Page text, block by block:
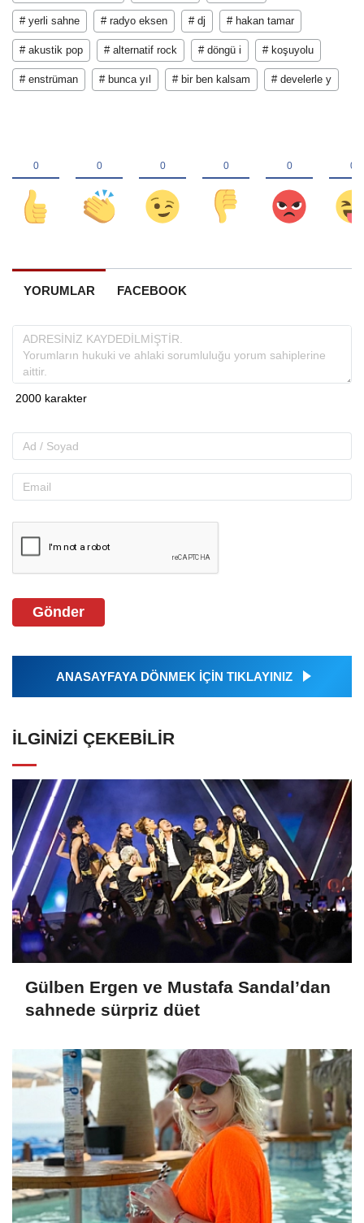
# yerli sahne # radyo eksen # dj # hakan tamar
# akustik pop # alternatif rock # döngü i # koşuyolu
# enstrüman # bunca yıl # bir ben kalsam # develerle y
YORUMLAR FACEBOOK
Gönder
ANASAYFAYA DÖNMEK İÇİN TIKLAYINIZ
İLGINIZI ÇEKEBILIR
Gülben Ergen ve Mustafa Sandal’dan
sahnede sürpriz düet